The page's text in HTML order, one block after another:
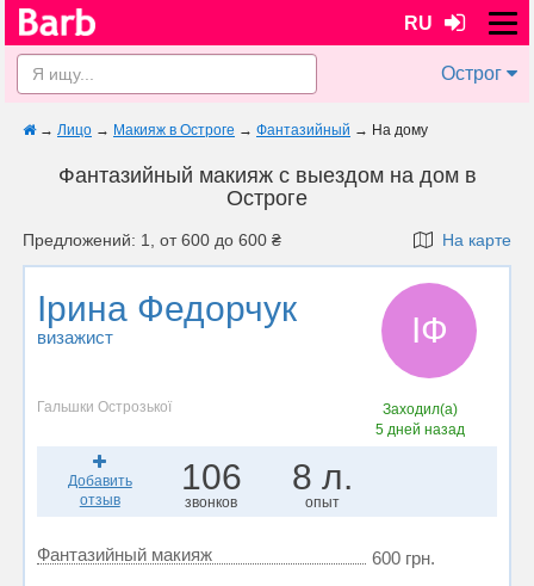
RU
Острог
→ Лицо → Макияж в Остроге → Фантазийный → На дому
Фантазийный макияж с выездом на дом в
Остроге
Предложений: 1, от 600 до 600 ₴ На карте
Ірина Федорчук
визажист ІФ
Гальшки Острозької
Заходил(а)
5 дней назад
Добавить
отзыв
106
звонков
8 л.
опыт
Фантазийный макияж 600 грн.